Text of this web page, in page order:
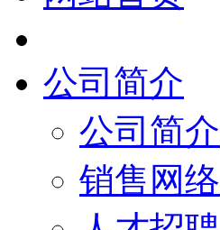
公司简介
公司简介
销售网络